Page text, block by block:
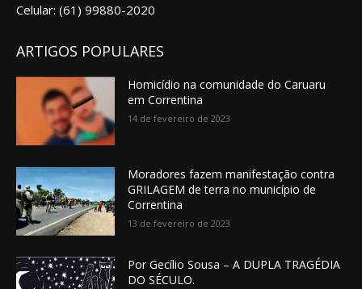
Celular: (61) 99880-2020
ARTIGOS POPULARES
Homicídio na comunidade do Caruaru
em Correntina
14 de fevereiro de 2023
Moradores fazem manifestação contra
GRILAGEM de terra no município de
Correntina
13 de fevereiro de 2023
Por Gecílio Sousa – A DUPLA TRAGÉDIA
DO SÉCULO.